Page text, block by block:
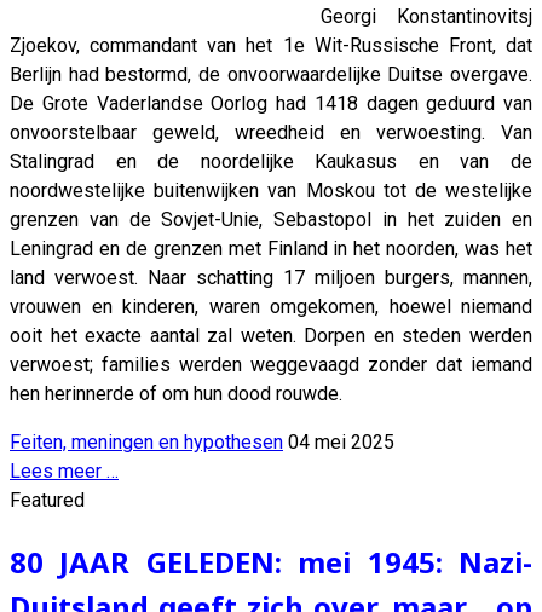
Georgi Konstantinovitsj
Zjoekov, commandant van het 1e Wit-Russische Front, dat
Berlijn had bestormd, de onvoorwaardelijke Duitse overgave.
De Grote Vaderlandse Oorlog had 1418 dagen geduurd van
onvoorstelbaar geweld, wreedheid en verwoesting. Van
Stalingrad en de noordelijke Kaukasus en van de
noordwestelijke buitenwijken van Moskou tot de westelijke
grenzen van de Sovjet-Unie, Sebastopol in het zuiden en
Leningrad en de grenzen met Finland in het noorden, was het
land verwoest. Naar schatting 17 miljoen burgers, mannen,
vrouwen en kinderen, waren omgekomen, hoewel niemand
ooit het exacte aantal zal weten. Dorpen en steden werden
verwoest; families werden weggevaagd zonder dat iemand
hen herinnerde of om hun dood rouwde.
Feiten, meningen en hypothesen 04 mei 2025
Lees meer …
Featured
80 JAAR GELEDEN: mei 1945: Nazi-